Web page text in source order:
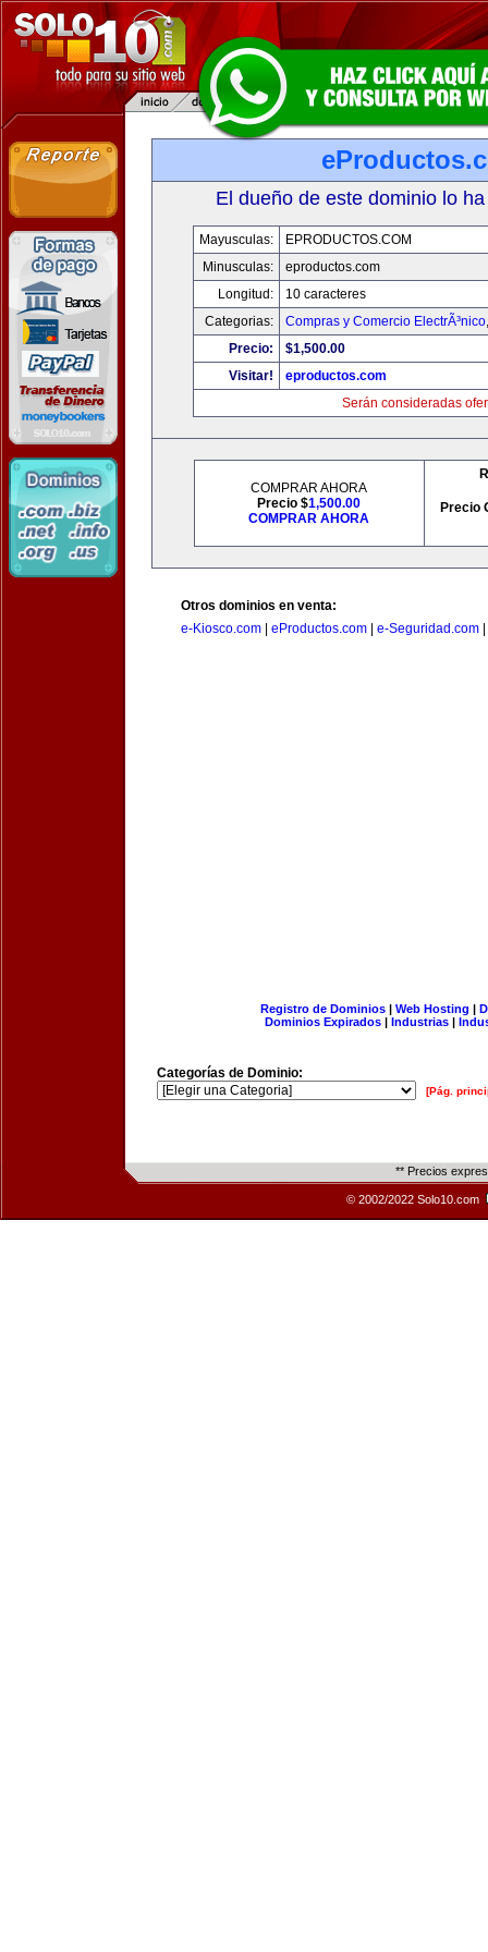
El dueño de este dominio lo
Mayusculas:
EPRODUCTOS.COM
Minusculas:
eproductos.com
Longitud:
10 caracteres
Categorias:
Compras y Comercio ElectrÃ³nico
Precio:
$1,500.00
Visitar!
eproductos.com
Serán consideradas
COMPRAR AHORA
Precio $1,500.00
COMPRAR AHORA
Precio
Otros dominios en venta:
e-Kiosco.com
eProductos.com e-Seguridad.com
Registro de Dominios| Web Hosting |
Dominios Expirados | Industrias |
Categorías de Dominio:
[Pág.
** Precios
© 2002/2022 Solo10.com